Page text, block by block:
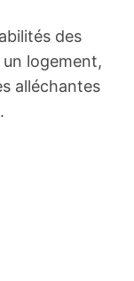
des
logement,
alléchantes